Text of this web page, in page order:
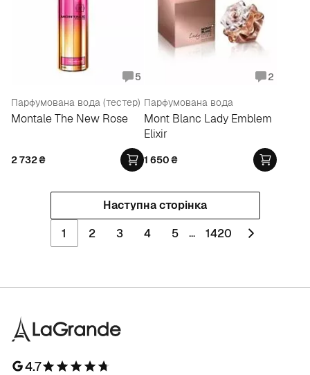
5
Парфумована вода (тестер)
Montale The New Rose
2 732₴
2
Парфумована вода
Mont Blanc Lady Emblem
Elixir
1 650₴
Наступна сторінка
1
2 3 4 5 ... 1420
4.7